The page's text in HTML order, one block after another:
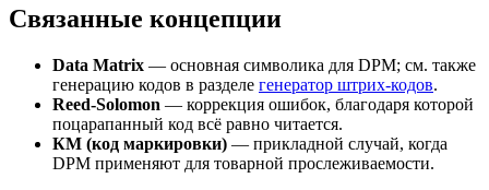
Связанные концепции
Data Matrix — основная символика для DPM; см. также
генерацию кодов в разделе генератор штрих-кодов.
Reed-Solomon — коррекция ошибок, благодаря которой
поцарапанный код всё равно читается.
КМ (код маркировки) — прикладной случай, когда
DPM применяют для товарной прослеживаемости.